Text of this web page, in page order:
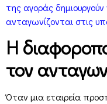
της αγοράς
ανταγωνίζονται στις
Η
τον
Όταν μια εταιρεία